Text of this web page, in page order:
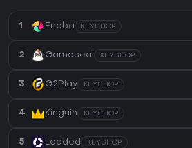
1 Eneba KEYSHOP
2 Gameseal KEYSHOP
3 G2Play KEYSHOP
4 Kinguin KEYSHOP
5 Loaded KEYSHOP